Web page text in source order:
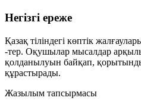
Негізгі ереже
Қазақ тіліндегі көптік
-тер. Оқушылар мысалдар
қолданылуын байқап, қорытынды
құрастырады.
Жазылым тапсырмасы